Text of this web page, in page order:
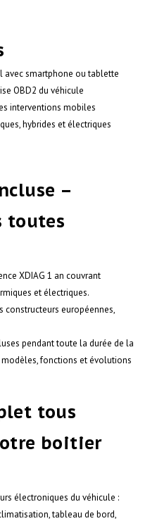
smartphone ou tablette
OBD2 du véhicule
interventions mobiles
hybrides et électriques
–
toutes
XDIAG 1 an couvrant
et électriques.
constructeurs européennes,
pendant toute la durée de la
fonctions et évolutions
tous
boitier
électroniques du véhicule :
tableau de bord,